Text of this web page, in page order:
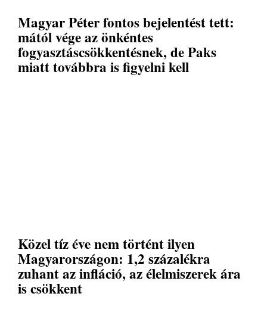
Magyar Péter fontos bejelentést tett:
mától vége az önkéntes
fogyasztáscsökkentésnek, de Paks
miatt továbbra is figyelni kell
Közel tíz éve nem történt ilyen
Magyarországon: 1,2 százalékra
zuhant az infláció, az élelmiszerek ára
is csökkent